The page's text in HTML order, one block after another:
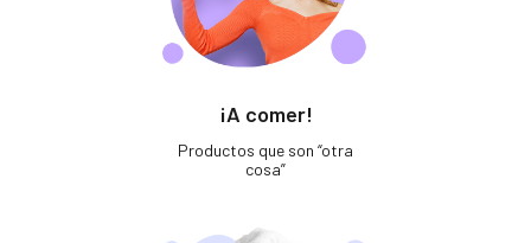
¡A comer!
Productos que son “otra
cosa”